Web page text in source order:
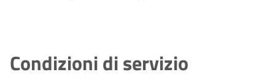
Condizioni di servizio